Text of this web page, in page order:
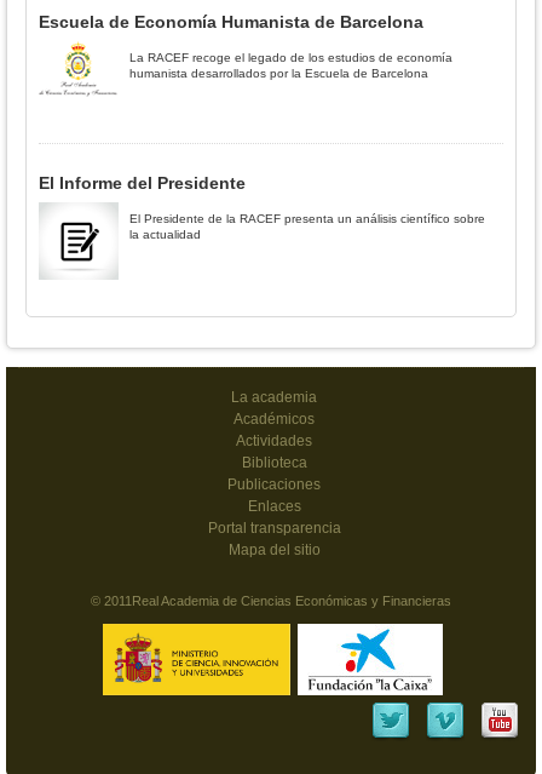
Escuela de Economía Humanista de Barcelona
La RACEF recoge el legado de los estudios de economía
humanista desarrollados por la Escuela de Barcelona
El Informe del Presidente
El Presidente de la RACEF presenta un análisis científico sobre
la actualidad
La academia
Académicos
Actividades
Biblioteca
Publicaciones
Enlaces
Portal transparencia
Mapa del sitio
© 2011Real Academia de Ciencias Económicas y Financieras